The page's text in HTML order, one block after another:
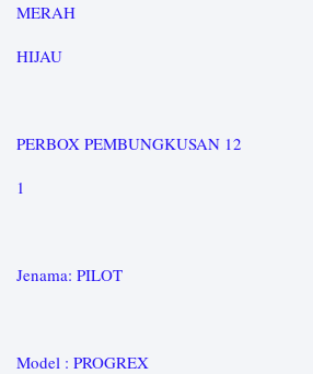
MERAH
HIJAU
PERBOX PEMBUNGKUSAN 12
1
Jenama: PILOT
Model : PROGREX